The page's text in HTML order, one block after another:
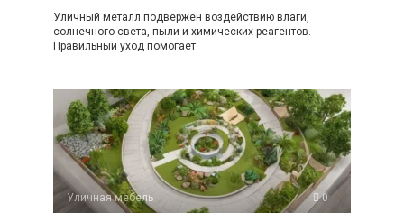
Уличный металл подвержен воздействию влаги,
солнечного света, пыли и химических реагентов.
Правильный уход помогает
Уличная мебель 0